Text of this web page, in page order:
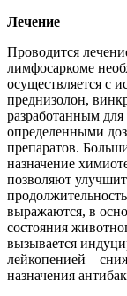
Лечение
Проводится
лимфосаркоме
осуществляется с
преднизолон,
разработанным для
определенными
препаратов.
назначение
позволяют
выражаются, в
состояния
вызывается
лейкопенией –
назначения